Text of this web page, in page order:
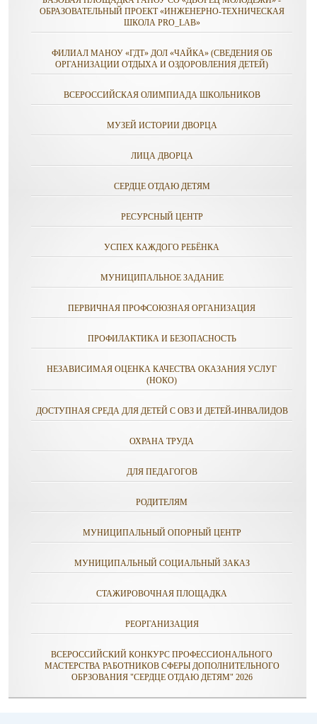
ОБРАЗОВАТЕЛЬНЫЙ ПРОЕКТ «ИНЖЕНЕРНО-ТЕХНИЧЕСКАЯ
ШКОЛА PRO_LAB»
ФИЛИАЛ МАНОУ «ГДТ» ДОЛ «ЧАЙКА» (СВЕДЕНИЯ ОБ
ОРГАНИЗАЦИИ ОТДЫХА И ОЗДОРОВЛЕНИЯ ДЕТЕЙ)
ВСЕРОССИЙСКАЯ ОЛИМПИАДА ШКОЛЬНИКОВ
МУЗЕЙ ИСТОРИИ ДВОРЦА
ЛИЦА ДВОРЦА
СЕРДЦЕ ОТДАЮ ДЕТЯМ
РЕСУРСНЫЙ ЦЕНТР
УСПЕХ КАЖДОГО РЕБЁНКА
МУНИЦИПАЛЬНОЕ ЗАДАНИЕ
ПЕРВИЧНАЯ ПРОФСОЮЗНАЯ ОРГАНИЗАЦИЯ
ПРОФИЛАКТИКА И БЕЗОПАСНОСТЬ
НЕЗАВИСИМАЯ ОЦЕНКА КАЧЕСТВА ОКАЗАНИЯ УСЛУГ
(НОКО)
ДОСТУПНАЯ СРЕДА ДЛЯ ДЕТЕЙ С ОВЗ И ДЕТЕЙ-ИНВАЛИДОВ
ОХРАНА ТРУДА
ДЛЯ ПЕДАГОГОВ
РОДИТЕЛЯМ
МУНИЦИПАЛЬНЫЙ ОПОРНЫЙ ЦЕНТР
МУНИЦИПАЛЬНЫЙ СОЦИАЛЬНЫЙ ЗАКАЗ
СТАЖИРОВОЧНАЯ ПЛОЩАДКА
РЕОРГАНИЗАЦИЯ
ВСЕРОССИЙСКИЙ КОНКУРС ПРОФЕССИОНАЛЬНОГО
МАСТЕРСТВА РАБОТНИКОВ СФЕРЫ ДОПОЛНИТЕЛЬНОГО
ОБРЗОВАНИЯ "СЕРДЦЕ ОТДАЮ ДЕТЯМ" 2026